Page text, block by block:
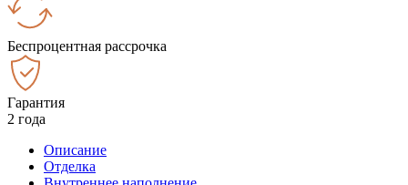
Беспроцентная рассрочка
Гарантия
2 года
Описание
Отделка